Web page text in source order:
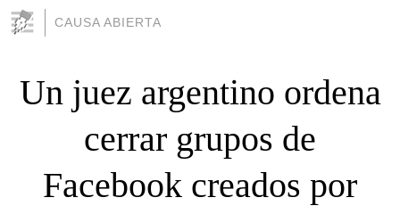
CAUSA ABIERTA
Un juez argentino ordena
cerrar grupos de
Facebook creados por